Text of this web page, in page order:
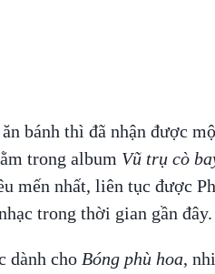
bánh thì đã nhận được
trong album Vũ trụ cò
mến nhất, liên tục được
trong thời gian gần đây.
dành choBóng phù hoa,